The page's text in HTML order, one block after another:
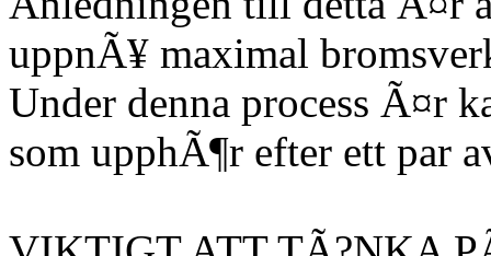
uppnÃ¥ maximal
Under denna process Ã¤r
som upphÃ¶r efter ett par